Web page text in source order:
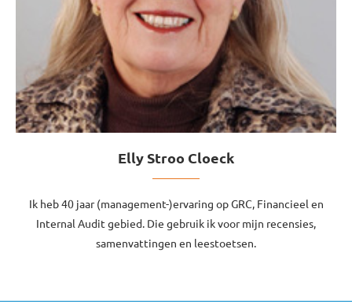
Elly Stroo Cloeck
Ik heb 40 jaar (management-)ervaring op GRC, Financieel en
Internal Audit gebied. Die gebruik ik voor mijn recensies,
samenvattingen en leestoetsen.